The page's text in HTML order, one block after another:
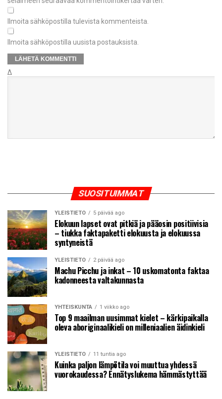
Ilmoita sähköpostilla tulevista kommenteista.
Ilmoita sähköpostilla uusista postauksista.
Δ
SUOSITUIMMAT
YLEISTIETO 5 päivää ago
Elokuun lapset ovat pitkiä ja pääosin positiivisia
– tiukka faktapaketti elokuusta ja elokuussa
syntyneistä
YLEISTIETO 2 päivää ago
Machu Picchu ja inkat – 10 uskomatonta faktaa
kadonneesta valtakunnasta
YHTEISKUNTA 1 viikko ago
Top 9 maailman uusimmat kielet – kärkipaikalla
oleva aboriginaalikieli on milleniaalien äidinkieli
YLEISTIETO 11 tuntia ago
Kuinka paljon lämpötila voi muuttua yhdessä
vuorokaudessa? Ennätyslukema hämmästyttää